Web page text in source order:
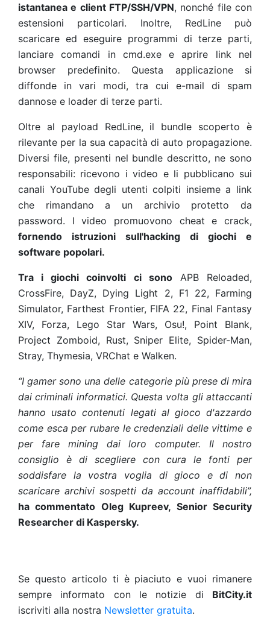
istantanea e client FTP/SSH/VPN, nonché file con
estensioni particolari. Inoltre, RedLine può
scaricare ed eseguire programmi di terze parti,
lanciare comandi in cmd.exe e aprire link nel
browser predefinito. Questa applicazione si
diffonde in vari modi, tra cui e-mail di spam
dannose e loader di terze parti.
Oltre al payload RedLine, il bundle scoperto è
rilevante per la sua capacità di auto propagazione.
Diversi file, presenti nel bundle descritto, ne sono
responsabili: ricevono i video e li pubblicano sui
canali YouTube degli utenti colpiti insieme a link
che rimandano a un archivio protetto da
password. I video promuovono cheat e crack,
fornendo istruzioni sull'hacking di giochi e
software popolari.
Tra i giochi coinvolti ci sonoAPB Reloaded,
CrossFire, DayZ, Dying Light 2, F1 22, Farming
Simulator, Farthest Frontier, FIFA 22, Final Fantasy
XIV, Forza, Lego Star Wars, Osu!, Point Blank,
Project Zomboid, Rust, Sniper Elite, Spider-Man,
Stray, Thymesia, VRChat e Walken.
“I gamer sono una delle categorie più prese di mira
dai criminali informatici. Questa volta gli attaccanti
hanno usato contenuti legati al gioco d'azzardo
come esca per rubare le credenziali delle vittime e
per fare mining dai loro computer. Il nostro
consiglio è di scegliere con cura le fonti per
soddisfare la vostra voglia di gioco e di non
scaricare archivi sospetti da account inaffidabili”,
ha commentato Oleg Kupreev, Senior Security
Researcher di Kaspersky.
Se questo articolo ti è piaciuto e vuoi rimanere
sempre informato con le notizie di BitCity.it
iscriviti alla nostra Newsletter gratuita.